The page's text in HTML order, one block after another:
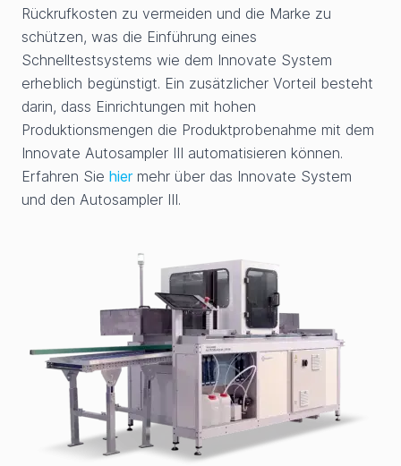
Rückrufkosten zu vermeiden und die Marke zu
schützen, was die Einführung eines
Schnelltestsystems wie dem Innovate System
erheblich begünstigt. Ein zusätzlicher Vorteil besteht
darin, dass Einrichtungen mit hohen
Produktionsmengen die Produktprobenahme mit dem
Innovate Autosampler III automatisieren können.
Erfahren Sie hiermehr über das Innovate System
und den Autosampler III.